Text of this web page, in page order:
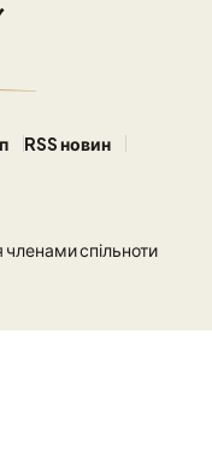
RSS новин
членами спільноти